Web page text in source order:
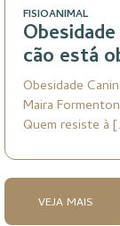
FISIOANIMAL
cão está
Obesidade
Maira
Quem resiste à
VEJA MAIS